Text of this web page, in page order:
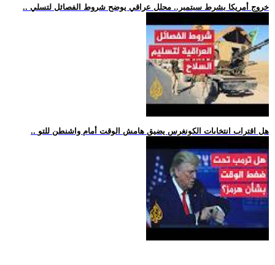
.. خروج أمريكا بشرط سبتمبر.. محلل عراقي يوضح شروط الفصائل لتسلي
.. هل اقتراب انتخابات الكونغرس يضيق هامش الوقت أمام واشنطن للتو